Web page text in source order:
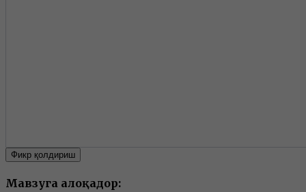
Фикр қолдириш
Мавзуга алоқадор: